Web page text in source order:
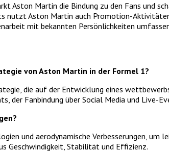
Aston Martin die Bindung zu den Fans und
nutzt Aston Martin auch Promotion-
mit bekannten Persönlichkeiten
von Aston Martin in der Formel 1?
die auf der Entwicklung eines
der Fanbindung über Social Media und Live-
und aerodynamische Verbesserungen,
Geschwindigkeit, Stabilität und Effizienz.